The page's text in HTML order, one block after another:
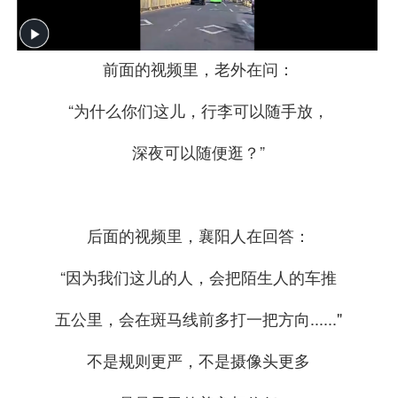
前面的视频里，老外在问：
“为什么你们这儿，行李可以随手放，
深夜可以随便逛？”
后面的视频里，襄阳人在回答：
“因为我们这儿的人，会把陌生人的车推
五公里，会在斑马线前多打一把方向......"
不是规则更严，不是摄像头更多